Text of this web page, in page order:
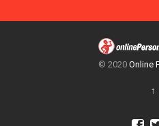
© 2020 Online
↑